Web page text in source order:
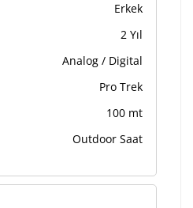
Erkek
2 Yıl
Analog / Digital
Pro Trek
100 mt
Outdoor Saat